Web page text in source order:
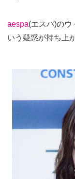
aespa(エスパ)のウ
いう疑惑が持ち上